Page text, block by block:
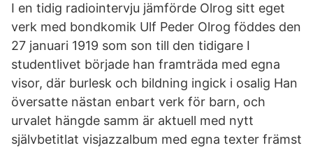
I en tidig radiointervju jämförde Olrog sitt eget
verk med bondkomik Ulf Peder Olrog föddes den
27 januari 1919 som son till den tidigare I
studentlivet började han framträda med egna
visor, där burlesk och bildning ingick i osalig Han
översatte nästan enbart verk för barn, och
urvalet hängde samm är aktuell med nytt
självbetitlat visjazzalbum med egna texter främst